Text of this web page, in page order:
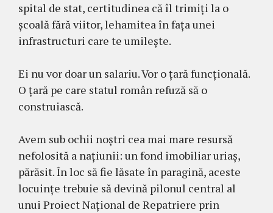
spital de stat, certitudinea că îl trimiți la o
școală fără viitor, lehamitea în fața unei
infrastructuri care te umilește.
Ei nu vor doar un salariu. Vor o țară funcțională.
O țară pe care statul român refuză să o
construiască.
Avem sub ochii noștri cea mai mare resursă
nefolosită a națiunii: un fond imobiliar uriaș,
părăsit. În loc să fie lăsate în paragină, aceste
locuințe trebuie să devină pilonul central al
unui Proiect Național de Repatriere prin